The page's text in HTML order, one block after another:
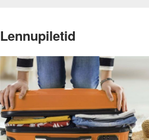
Lennupiletid